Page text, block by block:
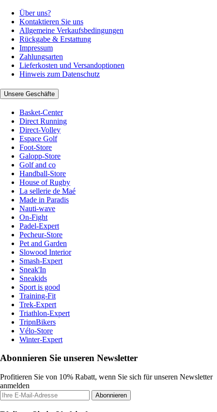
Über uns?
Kontaktieren Sie uns
Allgemeine Verkaufsbedingungen
Rückgabe & Erstattung
Impressum
Zahlungsarten
Lieferkosten und Versandoptionen
Hinweis zum Datenschutz
Unsere Geschäfte
Basket-Center
Direct Running
Direct-Volley
Espace Golf
Foot-Store
Galopp-Store
Golf and co
Handball-Store
House of Rugby
La sellerie de Maé
Made in Paradis
Nauti-wave
On-Fight
Padel-Expert
Pecheur-Store
Pet and Garden
Slowood Interior
Smash-Expert
Sneak'In
Sneakids
Sport is good
Training-Fit
Trek-Expert
Triathlon-Expert
TripnBikers
Vélo-Store
Winter-Expert
Abonnieren Sie unseren Newsletter
Profitieren Sie von 10% Rabatt, wenn Sie sich für unseren Newsletter
anmelden
Abonnieren